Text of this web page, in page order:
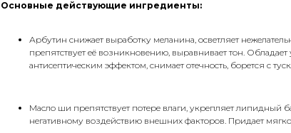
Основные действующие ингредиенты:
Арбутин снижает выработку меланина, осветляет
препятствует её возникновению, выравнивает тон.
антисептическим эффектом, снимает отечность, борется с
Масло ши препятствует потере влаги, укрепляет липидный
негативному воздействию внешних факторов. Придает